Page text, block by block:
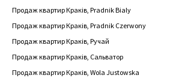
Продаж квартир Краків, Pradnik Bialy
Продаж квартир Краків, Pradnik Czerwony
Продаж квартир Краків, Ручай
Продаж квартир Краків, Сальватор
Продаж квартир Краків, Wola Justowska